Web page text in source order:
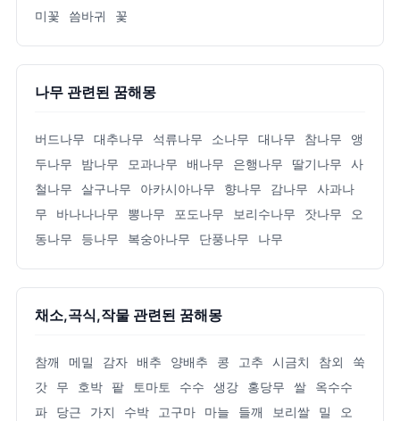
미꽃
씀바귀 꽃
나무 관련된 꿈해몽
버드나무 대추나무 석류나무 소나무 대나무 참나무
앵
두나무
밤나무 모과나무 배나무 은행나무 딸기나무
사
철나무
살구나무 아카시아나무 향나무 감나무
사과나
무
바나나나무 뽕나무 포도나무 보리수나무 잣나무
오
동나무
등나무 복숭아나무 단풍나무 나무
채소,곡식,작물 관련된 꿈해몽
참깨 메밀 감자 배추 양배추 콩 고추 시금치 참외
쑥
갓
무 호박 팥 토마토 수수 생강 홍당무 쌀
옥수수
파
당근 가지 수박 고구마 마늘 들깨 보리쌀 밀
오